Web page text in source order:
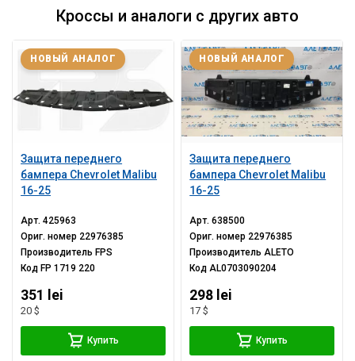
Кроссы и аналоги с других авто
Защита переднего
бампера Chevrolet Malibu
16-25
НОВЫЙ АНАЛОГ
Арт.425963
Ориг. номер 22976385
Производитель FPS
Код FP 1719 220
351 lei
20 $
Купить
Защита переднего
бампера Chevrolet Malibu
16-25
НОВЫЙ АНАЛОГ
Арт.638500
Ориг. номер 22976385
ПроизводительALETO
КодAL0703090204
298 lei
17 $
Купить